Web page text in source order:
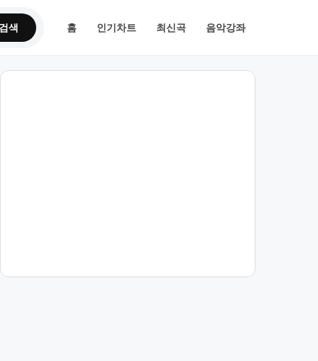
검색 홈 인기차트 최신곡 음악강좌